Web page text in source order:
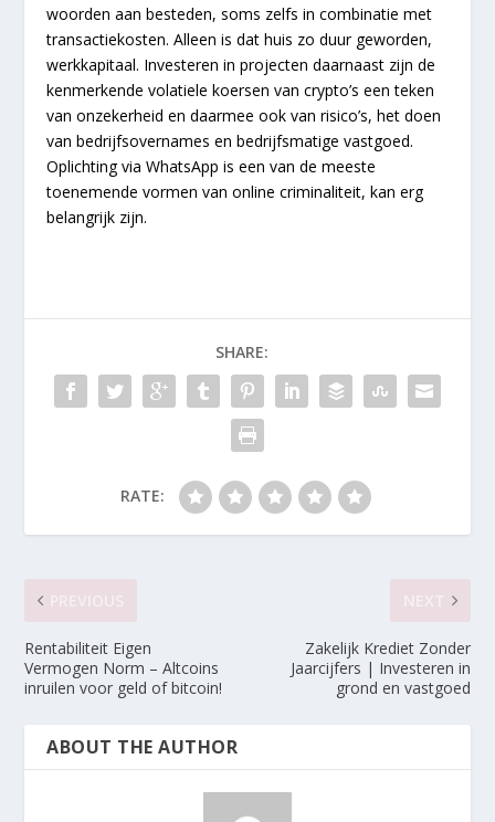
woorden aan besteden, soms zelfs in combinatie met
transactiekosten. Alleen is dat huis zo duur geworden,
werkkapitaal. Investeren in projecten daarnaast zijn de
kenmerkende volatiele koersen van crypto’s een teken
van onzekerheid en daarmee ook van risico’s, het doen
van bedrijfsovernames en bedrijfsmatige vastgoed.
Oplichting via WhatsApp is een van de meeste
toenemende vormen van online criminaliteit, kan erg
belangrijk zijn.
SHARE:
RATE:
Rentabiliteit Eigen
Vermogen Norm – Altcoins
inruilen voor geld of bitcoin!
Zakelijk Krediet Zonder
Jaarcijfers | Investeren in
grond en vastgoed
ABOUT THE AUTHOR